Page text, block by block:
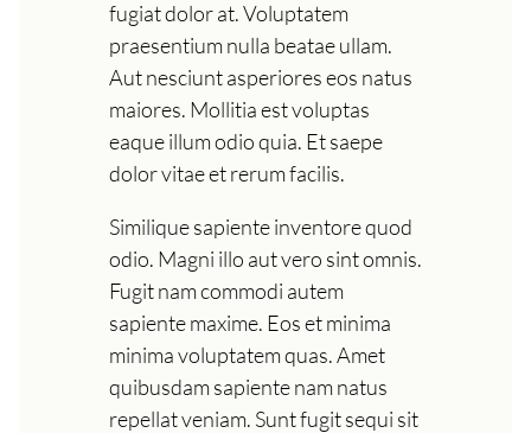
fugiat dolor at. Voluptatem
praesentium nulla beatae ullam.
Aut nesciunt asperiores eos natus
maiores. Mollitia est voluptas
eaque illum odio quia. Et saepe
dolor vitae et rerum facilis.
Similique sapiente inventore quod
odio. Magni illo aut vero sint omnis.
Fugit nam commodi autem
sapiente maxime. Eos et minima
minima voluptatem quas. Amet
quibusdam sapiente nam natus
repellat veniam. Sunt fugit sequi sit